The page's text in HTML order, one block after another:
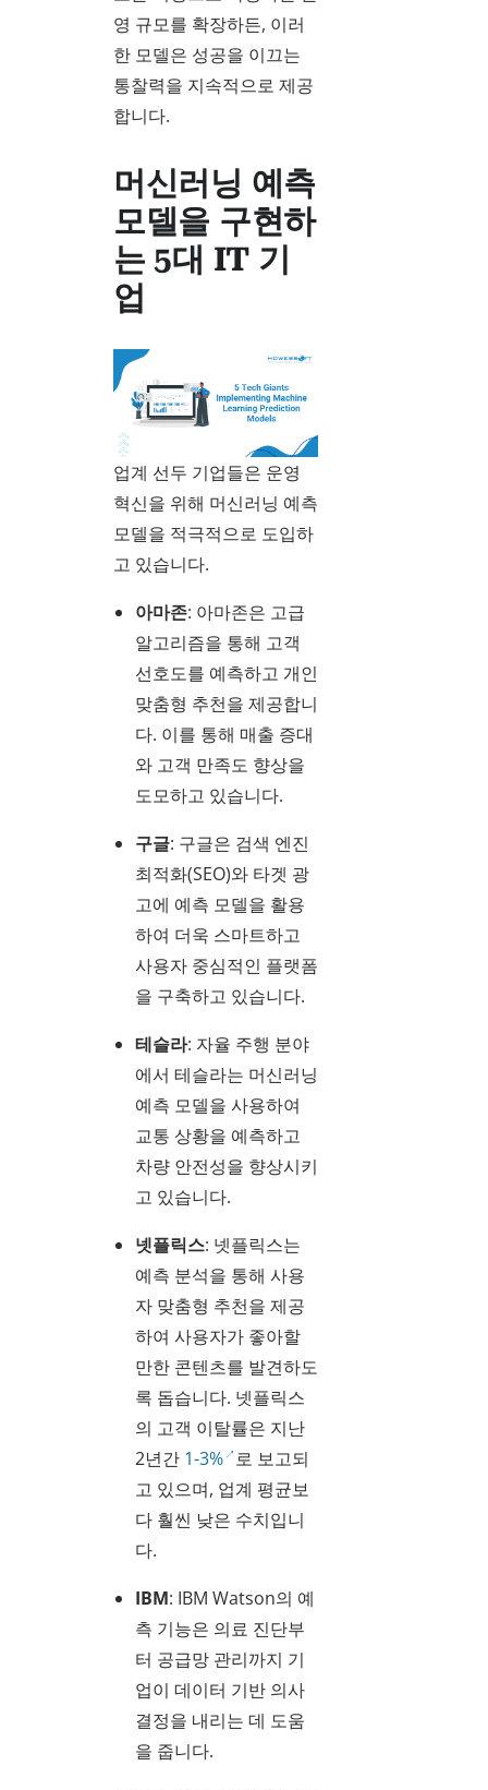
영 규모를 확장하든, 이러
한 모델은 성공을 이끄는
통찰력을 지속적으로 제공
합니다.
머신러닝 예측
모델을 구현하
는 5대 IT 기
업
업계 선두 기업들은 운영
혁신을 위해 머신러닝 예측
모델을 적극적으로 도입하
고 있습니다.
아마존: 아마존은 고급
알고리즘을 통해 고객
선호도를 예측하고 개인
맞춤형 추천을 제공합니
다. 이를 통해 매출 증대
와 고객 만족도 향상을
도모하고 있습니다.
구글: 구글은 검색 엔진
최적화(SEO)와 타겟 광
고에 예측 모델을 활용
하여 더욱 스마트하고
사용자 중심적인 플랫폼
을 구축하고 있습니다.
테슬라: 자율 주행 분야
에서 테슬라는 머신러닝
예측 모델을 사용하여
교통 상황을 예측하고
차량 안전성을 향상시키
고 있습니다.
넷플릭스: 넷플릭스는
예측 분석을 통해 사용
자 맞춤형 추천을 제공
하여 사용자가 좋아할
만한 콘텐츠를 발견하도
록 돕습니다. 넷플릭스
의 고객 이탈률은 지난
2년간 1-3% 로 보고되
고 있으며, 업계 평균보
다 훨씬 낮은 수치입니
다.
IBM: IBM Watson의 예
측 기능은 의료 진단부
터 공급망 관리까지 기
업이 데이터 기반 의사
결정을 내리는 데 도움
을 줍니다.